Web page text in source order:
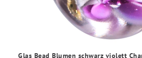
Glas Bead Blumen schwarz violett